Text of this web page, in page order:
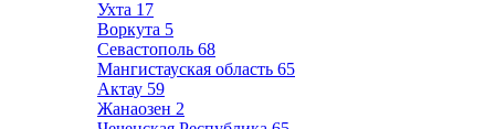
Ухта 17
Воркута 5
Севастополь 68
Мангистауская область 65
Актау 59
Жанаозен 2